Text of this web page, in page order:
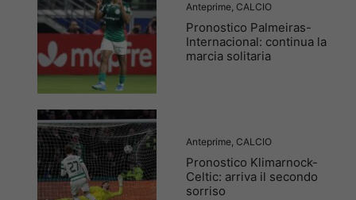
Anteprime, CALCIO
Pronostico Palmeiras-
Internacional: continua la
marcia solitaria
Anteprime, CALCIO
Pronostico Klimarnock-
Celtic: arriva il secondo
sorriso